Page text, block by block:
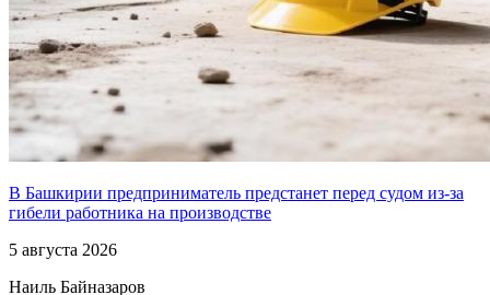
В Башкирии предприниматель предстанет перед судом из-за
гибели работника на производстве
5 августа 2026
Наиль Байназаров